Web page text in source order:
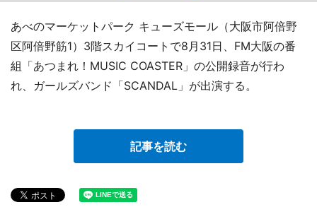
あべのマーケットパーク キューズモール（大阪市阿倍野
区阿倍野筋1）3階スカイコートで8月31日、FM大阪の番
組「あつまれ！MUSIC COASTER」の公開録音が行わ
れ、ガールズバンド「SCANDAL」が出演する。
記事を読む